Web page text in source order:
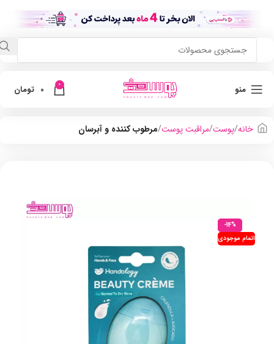
منو 0
0 تومان
خانه پوست مراقبت پوست مرطوب کننده و آبرسان
-14%
اتمام موجودی